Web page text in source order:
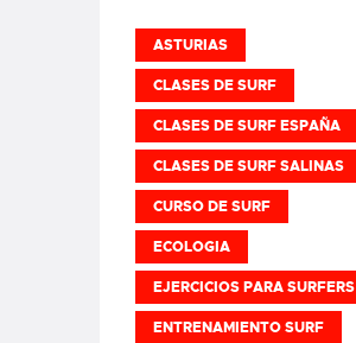
ASTURIAS
CLASES DE SURF
CLASES DE SURF ESPAÑA
CLASES DE SURF SALINAS
CURSO DE SURF
ECOLOGIA
EJERCICIOS PARA SURFERS
ENTRENAMIENTO SURF